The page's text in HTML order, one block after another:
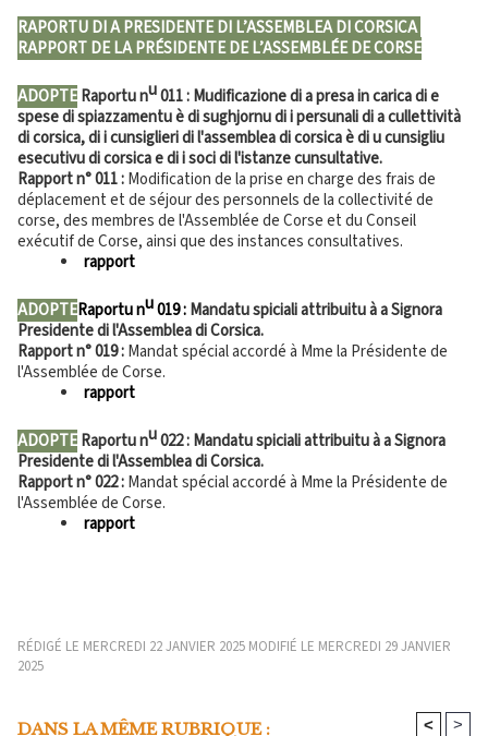
RAPORTU DI A PRESIDENTE DI L’ASSEMBLEA DI CORSICA
RAPPORT DE LA PRÉSIDENTE DE L’ASSEMBLÉE DE CORSE
ADOPTERaportu nu011 : Mudificazione di a presa in carica di e
spese di spiazzamentu è di sughjornu di i persunali di a cullettività
di corsica, di i cunsiglieri di l'assemblea di corsica è di u cunsigliu
esecutivu di corsica e di i soci di l'istanze cunsultative.
Rapport n° 011 :Modification de la prise en charge des frais de
déplacement et de séjour des personnels de la collectivité de
corse, des membres de l'Assemblée de Corse et du Conseil
exécutif de Corse, ainsi que des instances consultatives.
rapport
ADOPTERaportu nu019 :Mandatu spiciali attribuitu à a Signora
Presidente di l'Assemblea di Corsica.
Rapport n° 019 :Mandat spécial accordé à Mme la Présidente de
l'Assemblée de Corse.
rapport
ADOPTERaportu nu022 : Mandatu spiciali attribuitu à a Signora
Presidente di l'Assemblea di Corsica.
Rapport n° 022 :Mandat spécial accordé à Mme la Présidente de
l'Assemblée de Corse.
rapport
RÉDIGÉ LE MERCREDI 22 JANVIER 2025 MODIFIÉ LE MERCREDI 29 JANVIER
2025
DANS LA MÊME RUBRIQUE : < >